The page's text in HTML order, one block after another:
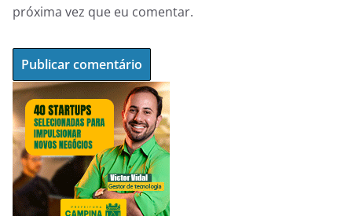
próxima vez que eu comentar.